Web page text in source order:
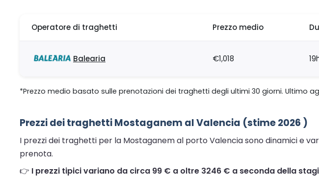
Operatore di traghetti Prezzo medio
Balearia €1,018
*Prezzo medio basato sulle prenotazioni dei traghetti degli ultimi 30 giorni. Ultimo
Prezzi dei traghetti Mostaganem al Valencia (stime 2026 )
I prezzi dei traghetti per la Mostaganem al porto Valencia sono dinamici e
prenota.
👉 I prezzi tipici variano da circa 99 € a oltre 3246 € a seconda della